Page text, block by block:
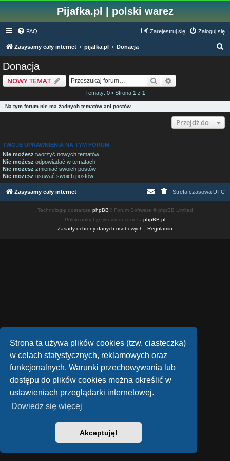
Strona ta używa plików cookies (tzw. ciasteczka)
w celach statystycznych, reklamowych oraz
funkcjonalnych. Warunki przechowywania lub
dostępu do plików cookies można określić w
ustawieniach przeglądarki internetowej.
Dowiedz się więcej
Akceptuję!
Pijafka.pl | polski warez
FAQ Zaloguj się
Zarejestruj się
Zasysamy cały internet pijafka.pl Donacja
Donacja
NOWY TEMAT Szukaj
Tematy: 0 • Strona 1 z 1
Na tym forum nie ma żadnych tematów ani postów.
Przejdź do
TWOJE UPRAWNIENIA NA TYM FORUM
Nie możesz tworzyć nowych tematów
Nie możesz odpowiadać w tematach
Nie możesz zmieniać swoich postów
Nie możesz usuwać swoich postów
Zasysamy cały internet Strefa czasowa UTC
Technologię dostarcza phpBB® Forum Software © phpBB Limited
Polski pakiet językowy dostarcza phpBB.pl
Zasady ochrony danych osobowych | Regulamin